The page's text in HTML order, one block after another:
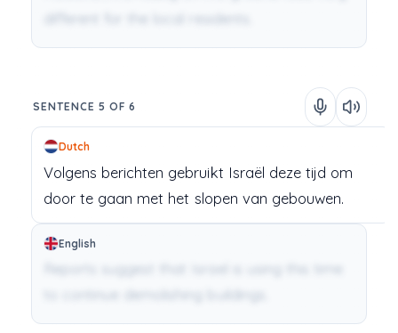
SENTENCE 5 OF 6
Dutch
Volgens berichten gebruikt Israël deze tijd om
door te gaan met het slopen van gebouwen.
English